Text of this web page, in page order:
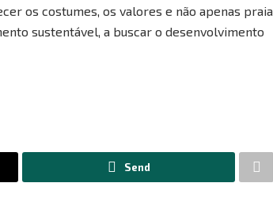
os costumes, os valores e não apenas praia
sustentável, a buscar o desenvolvimento
Send